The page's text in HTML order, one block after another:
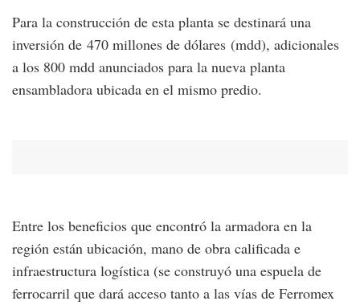
Para la construcción de esta planta se destinará una
inversión de 470 millones de dólares (mdd), adicionales
a los 800 mdd anunciados para la nueva planta
ensambladora ubicada en el mismo predio.
Entre los beneficios que encontró la armadora en la
región están ubicación, mano de obra calificada e
infraestructura logística (se construyó una espuela de
ferrocarril que dará acceso tanto a las vías de Ferromex